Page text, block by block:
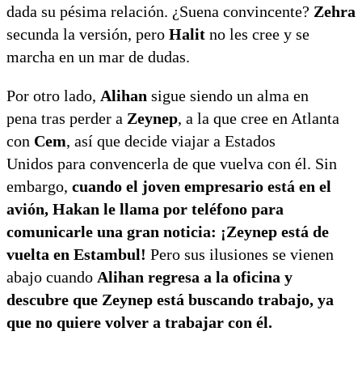
dada su pésima relación. ¿Suena convincente? Zehra
secunda la versión, pero Halit no les cree y se
marcha en un mar de dudas.
Por otro lado, Alihan sigue siendo un alma en
pena tras perder a Zeynep, a la que cree en Atlanta
con Cem, así que decide viajar a Estados
Unidos para convencerla de que vuelva con él. Sin
embargo, cuando el joven empresario está en el
avión, Hakan le llama por teléfono para
comunicarle una gran noticia: ¡Zeynep está de
vuelta en Estambul! Pero sus ilusiones se vienen
abajo cuando Alihan regresa a la oficina y
descubre que Zeynep está buscando trabajo, ya
que no quiere volver a trabajar con él.